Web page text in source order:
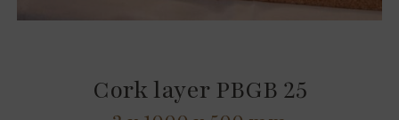
Cork layer PBGB 25